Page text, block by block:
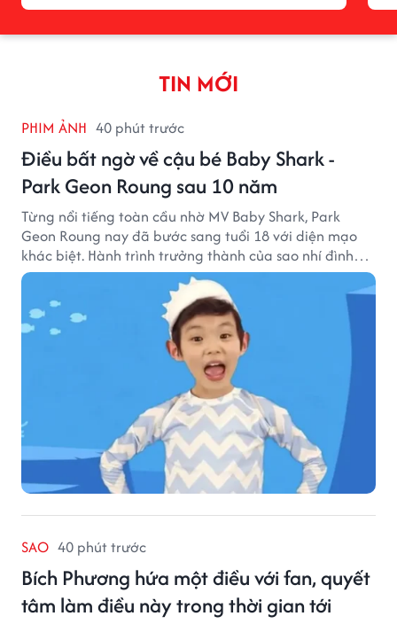
TIN MỚI
PHIM ẢNH 40 phút trước
Điều bất ngờ về cậu bé Baby Shark -
Park Geon Roung sau 10 năm
Từng nổi tiếng toàn cầu nhờ MV Baby Shark, Park
Geon Roung nay đã bước sang tuổi 18 với diện mạo
khác biệt. Hành trình trưởng thành của sao nhí đình
đám một thời đang thu hút sự quan tâm của nhiều
SAO 40 phút trước
Bích Phương hứa một điều với fan, quyết
tâm làm điều này trong thời gian tới